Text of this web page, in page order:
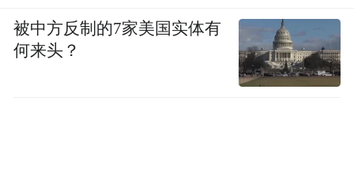
被中方反制的7家美国实体有
何来头？